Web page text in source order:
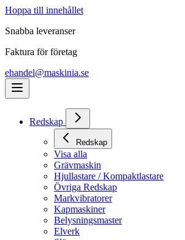
Hoppa till innehållet
Snabba leveranser
Faktura för företag
ehandel@maskinia.se
Redskap
Redskap
Visa alla
Grävmaskin
Hjullastare / Kompaktlastare
Övriga Redskap
Markvibratorer
Kapmaskiner
Belysningsmaster
Elverk